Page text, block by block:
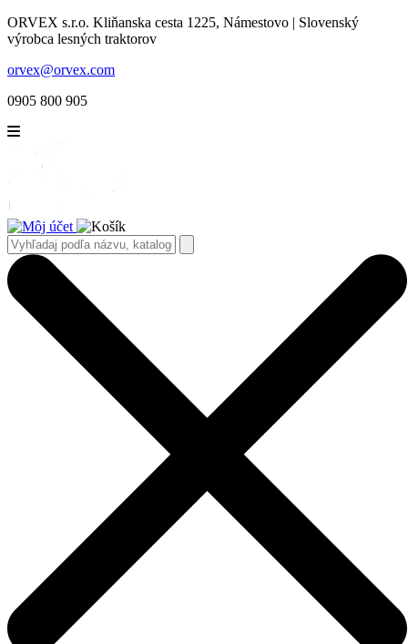
ORVEX s.r.o. Kliňanska cesta 1225, Námestovo | Slovenský
výrobca lesných traktorov
orvex@orvex.com
0905 800 905